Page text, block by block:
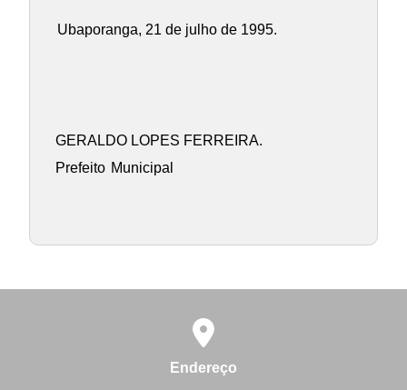
Ubaporanga, 21 de julho de 1995.
GERALDO LOPES FERREIRA.
Prefeito Municipal
Endereço